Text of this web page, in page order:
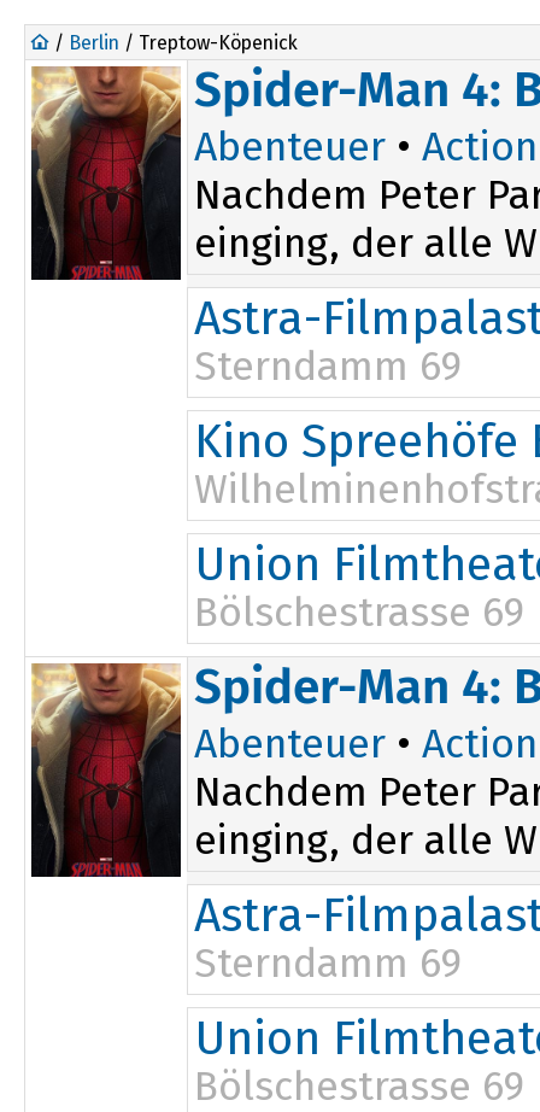
/ Berlin / Treptow-Köpenick
Spider-Man 4:
Abenteuer • Action
Nachdem Peter
einging, der alle
Astra-
Sterndamm 69
14:00 19:00
Kino Spreehöfe
11:00
14:00
16:15
18:15
Union
Bölschestrasse 69
13:15
Spider-Man 4:
Abenteuer • Action
Nachdem Peter
einging, der alle
Astra-
Sterndamm 69
17:00
20:15
Union
Bölschestrasse 69